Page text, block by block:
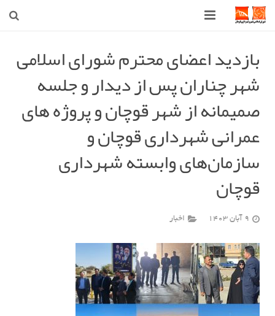
ارتباط با ما
بازدید اعضای محترم شورای اسلامی
شهر چناران پس از دیدار و جلسه
صمیمانه از شهر قوچان و پروژه های
عمرانی شهرداری قوچان و
سازمان‌های وابسته شهرداری
قوچان
9 آبان 1403 اخبار